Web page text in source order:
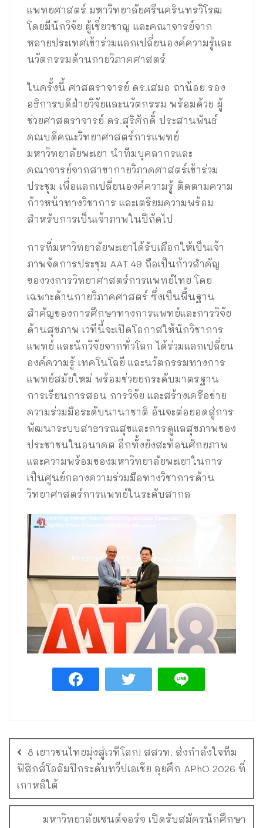
แพทยศาสตร์ มหาวิทยาลัยศรีนครินทรวิโรฒ
โดยมีนักวิจัย ผู้เชี่ยวชาญ และคณาจารย์จาก
หลายประเทศเข้าร่วมแลกเปลี่ยนองค์ความรู้และ
นวัตกรรมด้านกายวิภาคศาสตร์
ในครั้งนี้ ศาสตราจารย์ ดร.เสมอ ถาน้อย รอง
อธิการบดีฝ่ายวิจัยและนวัตกรรม พร้อมด้วย ผู้
ช่วยศาสตราจารย์ ดร.สุริศักดิ์ ประสานพันธ์
คณบดีคณะวิทยาศาสตร์การแพทย์
มหาวิทยาลัยพะเยา นำทีมบุคลากรและ
คณาจารย์จากสาขากายวิภาคศาสตร์เข้าร่วม
ประชุม เพื่อแลกเปลี่ยนองค์ความรู้ ติดตามความ
ก้าวหน้าทางวิชาการ และเตรียมความพร้อม
สำหรับการเป็นเจ้าภาพในปีถัดไป
การที่มหาวิทยาลัยพะเยาได้รับเลือกให้เป็นเจ้า
ภาพจัดการประชุม AAT 49 ถือเป็นก้าวสำคัญ
ของวงการวิทยาศาสตร์การแพทย์ไทย โดย
เฉพาะด้านกายวิภาคศาสตร์ ซึ่งเป็นพื้นฐาน
สำคัญของการศึกษาทางการแพทย์และการวิจัย
ด้านสุขภาพ เวทีนี้จะเปิดโอกาสให้นักวิชาการ
แพทย์ และนักวิจัยจากทั่วโลก ได้ร่วมแลกเปลี่ยน
องค์ความรู้ เทคโนโลยี และนวัตกรรมทางการ
แพทย์สมัยใหม่ พร้อมช่วยยกระดับมาตรฐาน
การเรียนการสอน การวิจัย และสร้างเครือข่าย
ความร่วมมือระดับนานาชาติ อันจะต่อยอดสู่การ
พัฒนาระบบสาธารณสุขและการดูแลสุขภาพของ
ประชาชนในอนาคต อีกทั้งยังสะท้อนศักยภาพ
และความพร้อมของมหาวิทยาลัยพะเยาในการ
เป็นศูนย์กลางความร่วมมือทางวิชาการด้าน
วิทยาศาสตร์การแพทย์ในระดับสากล
8 เยาวชนไทยมุ่งสู่เวทีโลก! สสวท. ส่งกำลังใจทีม
ฟิสิกส์โอลิมปิกระดับทวีปเอเชีย ลุยศึก APhO 2026 ที่
เกาหลีใต้
มหาวิทยาลัยเซนต์จอร์จ เปิดรับสมัครนักศึกษา